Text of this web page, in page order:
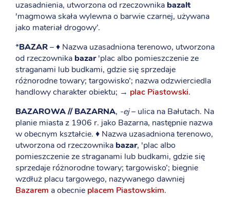
uzasadnienia, utworzona od rzeczownika bazalt
'magmowa skała wylewna o barwie czarnej, używana
jako materiał drogowy’.
*BAZAR– ♦ Nazwa uzasadniona terenowo, utworzona
od rzeczownika bazar'plac albo pomieszczenie ze
straganami lub budkami, gdzie się sprzedaje
różnorodne towary; targowisko’; nazwa odzwierciedla
handlowy charakter obiektu; → plac Piastowski.
BAZAROWA // BAZARNA, -ej– ulica na Bałutach. Na
planie miasta z 1906 r. jako Bazarna, następnie nazwa
w obecnym kształcie. ♦ Nazwa uzasadniona terenowo,
utworzona od rzeczownika bazar, 'plac albo
pomieszczenie ze straganami lub budkami, gdzie się
sprzedaje różnorodne towary; targowisko’; biegnie
wzdłuż placu targowego, nazywanego dawniej
Bazarem a obecnie placem Piastowskim.